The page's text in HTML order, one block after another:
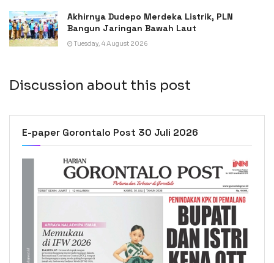
Akhirnya Dudepo Merdeka Listrik, PLN
Bangun Jaringan Bawah Laut
Tuesday, 4 August 2026
Discussion about this post
E-paper Gorontalo Post 30 Juli 2026